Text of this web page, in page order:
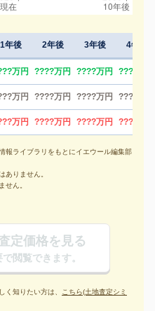
1年後 2年後 3年後 4年後
万円 ????万円 ????万円 ????万円
万円 ????万円 ????万円 ????万円
万円 ????万円 ????万円 ????万円
報ライブラリをもとにイエウール編集部
ありません。
せん。
定価格を見る
閲覧できます。
知りたい方は、 こちら(土地査定シミ